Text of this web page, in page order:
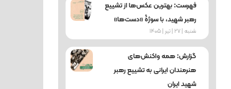
فهرست: بهترین عکس‌ها از تشییع
رهبر شهید، با سوژۀ «دست‌ها»
شنبه | 27 | تیر | 1405
گزارش: همه واکنش‌های
هنرمندان ایرانی به تشییع رهبر
شهید ایران